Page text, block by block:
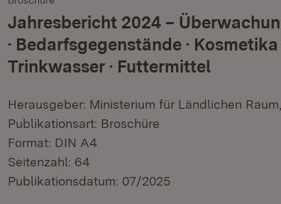
Jahresbericht 2024 –
· Bedarfsgegenstände · Kosmetika
Trinkwasser · Futtermittel
Herausgeber: Ministerium für Ländlichen
Publikationsart: Broschüre
Format: DIN A4
Seitenzahl: 64
Publikationsdatum: 07/2025